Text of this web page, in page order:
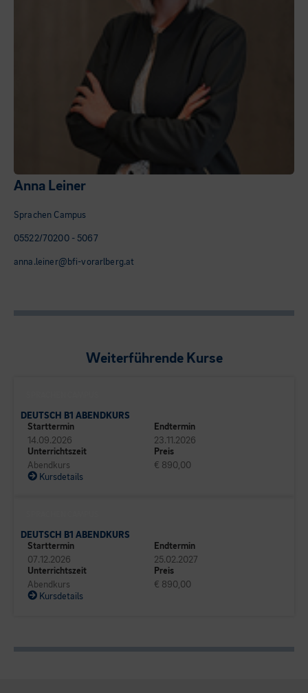
Anna Leiner
Sprachen Campus
05522/70200 - 5067
anna.leiner@bfi-vorarlberg.at
Weiterführende Kurse
DEUTSCH B1 ABENDKURS
Starttermin
14.09.2026
Endtermin
23.11.2026
Unterrichtszeit
Abendkurs
Preis
€ 890,00
Kursdetails
DEUTSCH B1 ABENDKURS
Starttermin
07.12.2026
Endtermin
25.02.2027
Unterrichtszeit
Abendkurs
Preis
€ 890,00
Kursdetails